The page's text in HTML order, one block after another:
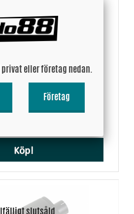
54 SEK
Köp!
eller företag nedan.
Företag